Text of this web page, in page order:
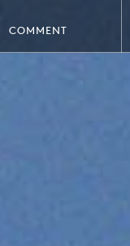
COMMENT